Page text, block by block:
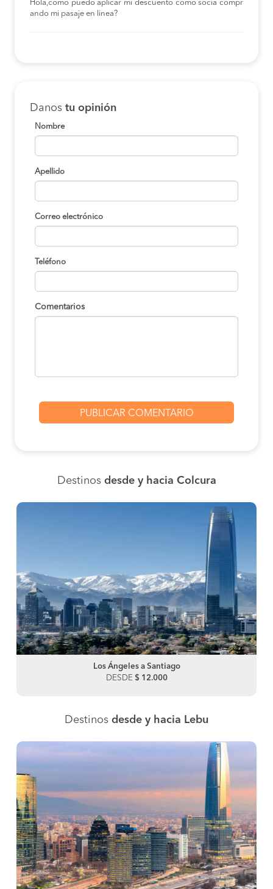
Hola,como puedo aplicar mi descuento como socia compr
ando mi pasaje en linea?
Danos tu opinión
Nombre
Apellido
Correo electrónico
Teléfono
Comentarios
Destinos desde y hacia Colcura
Los Ángeles a Santiago
DESDE $ 12.000
Destinos desde y hacia Lebu